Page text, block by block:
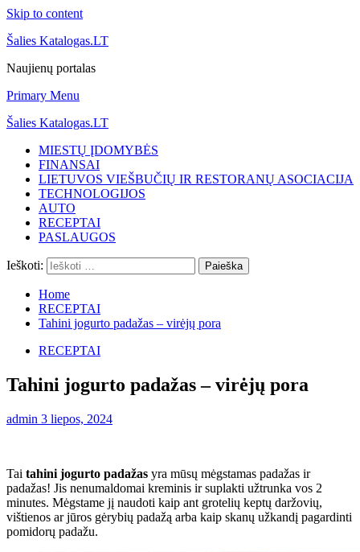
Skip to content
Šalies Katalogas.LT
Naujienų portalas
Primary Menu
Šalies Katalogas.LT
MIESTŲ ĮDOMYBĖS
FINANSAI
LIETUVOS VIEŠBUČIŲ IR RESTORANŲ ASOCIACIJA
TECHNOLOGIJOS
AUTO
RECEPTAI
PASLAUGOS
Ieškoti:
Home
RECEPTAI
Tahini jogurto padažas – virėjų pora
RECEPTAI
Tahini jogurto padažas – virėjų pora
admin 3 liepos, 2024
Tai tahini jogurto padažas yra mūsų mėgstamas padažas ir
padažas! Jis nenumaldomai kreminis ir suplakti užtrunka vos 2
minutes. Mėgstame jį naudoti kaip ant grotelių keptų daržovių,
vištienos ar jūros gėrybių padažą arba kaip skanų užkandį pagardinti
pomidorų padažu.